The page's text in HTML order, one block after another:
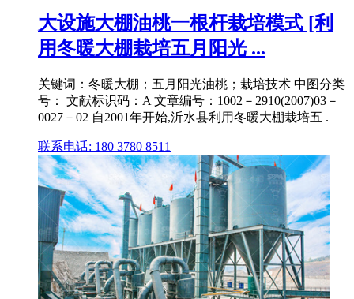
大设施大棚油桃一根杆栽培模式 [利
用冬暖大棚栽培五月阳光 ...
关键词：冬暖大棚；五月阳光油桃；栽培技术 中图分类
号： 文献标识码：A 文章编号：1002－2910(2007)03－
0027－02 自2001年开始,沂水县利用冬暖大棚栽培五 .
联系电话: 180 3780 8511